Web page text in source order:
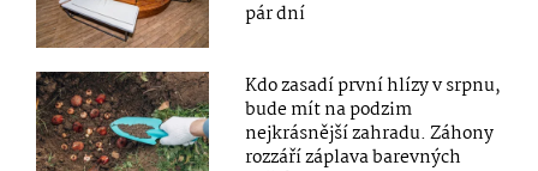
pár dní
Kdo zasadí první hlízy v srpnu,
bude mít na podzim
nejkrásnější zahradu. Záhony
rozzáří záplava barevných